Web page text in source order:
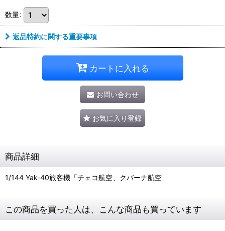
数量:
返品特約に関する重要事項
カートに入れる
お問い合わせ
お気に入り登録
商品詳細
1/144 Yak-40旅客機「チェコ航空、クバーナ航空
この商品を買った人は、こんな商品も買っています